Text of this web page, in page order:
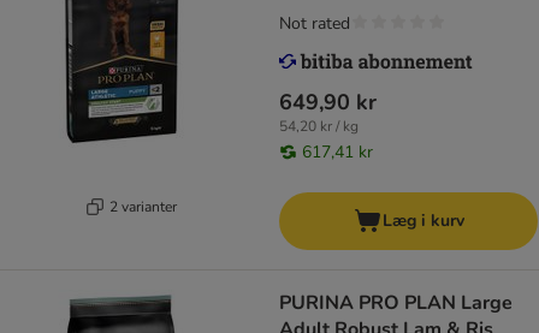
2 varianter
649,90 kr
54,20 kr / kg
617,41 kr
Not rated
Læg i kurv
PURINA PRO PLAN Large